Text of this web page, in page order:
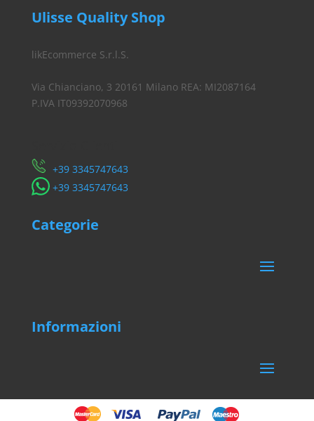
Ulisse Quality Shop
likEcommerce S.r.l.S.
Via Chianciano, 3 20161 Milano REA: MI2087164
P.IVA IT09392070968
​+39 3345747643
​+39 3345747643
Categorie
Informazioni